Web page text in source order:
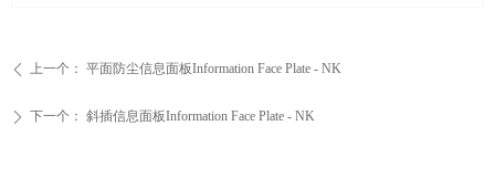
ꄴ 上一个： 平面防尘信息面板Information Face Plate - NK
ꄲ 下一个： 斜插信息面板Information Face Plate - NK